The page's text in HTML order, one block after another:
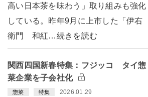
高い日本茶を味わう」取り組みも強化
している。昨年9月に上市した「伊右
衛門 和紅…続きを読む
関西四国新春特集：フジッコ タイ惣
菜企業を子会社化
惣菜 特集 2026.01.29